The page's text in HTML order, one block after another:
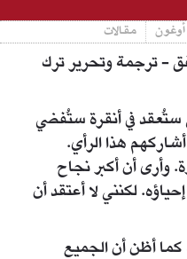
مقالات
- ترجمة وتحرير ترك
ستُعقد في أنقرة ستُفضي
هذا الرأي.
وأرى أن أكبر نجاح
لكنني لا أعتقد أن
كما أظن أن الجميع